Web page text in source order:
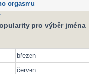
orgasmu
pro výběr jména
březen
červen